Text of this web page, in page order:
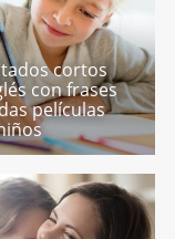
cortos
con frases
películas